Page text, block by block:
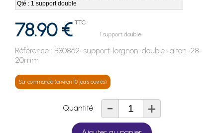
Qté : 1 support double
78.90 € TTC
1 support double
Référence : B30862-support-lorgnon-double-laiton-28-
20mm
Sur commande (environ 10 jours ouvrés)
Quantité - +